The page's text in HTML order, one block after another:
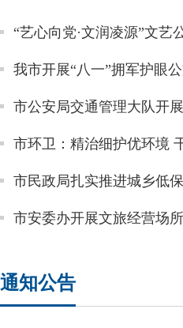
“艺心向党·文润凌源”文艺
我市开展“八一”拥军护眼
市环卫：精治细护优环境
市民政局扎实推进城乡低
市安委办开展文旅经营场
通知公告